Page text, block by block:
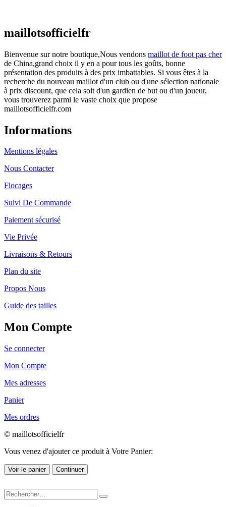
maillotsofficielfr
Bienvenue sur notre boutique,Nous vendons maillot de foot pas cher
de China,grand choix il y en a pour tous les goûts, bonne
présentation des produits à des prix imbattables. Si vous êtes à la
recherche du nouveau maillot d'un club ou d'une sélection nationale
à prix discount, que cela soit d'un gardien de but ou d'un joueur,
vous trouverez parmi le vaste choix que propose
maillotsofficielfr.com
Informations
Mentions légales
Nous Contacter
Flocages
Suivi De Commande
Paiement sécurisé
Vie Privée
Livraisons & Retours
Plan du site
Propos Nous
Guide des tailles
Mon Compte
Se connecter
Mon Compte
Mes adresses
Panier
Mes ordres
© maillotsofficielfr
Vous venez d'ajouter ce produit à Votre Panier:
Voir le panier Continuer